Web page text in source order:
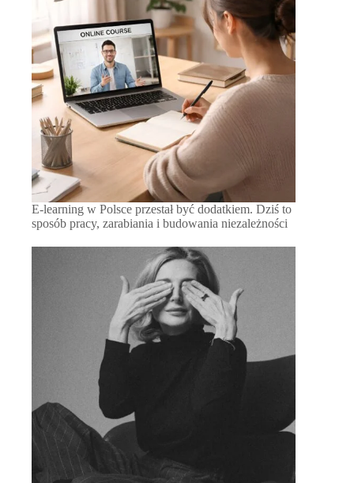
E-learning w Polsce przestał być dodatkiem. Dziś to
sposób pracy, zarabiania i budowania niezależności